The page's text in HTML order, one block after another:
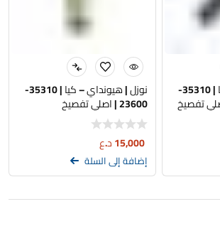
نوزل | هيونداي – كيا | 35310- نوزل | هيونداي – كيا | 35310-
23600 | اصلي تفصيخ
15,000د.ع
إضافة إلى السلة